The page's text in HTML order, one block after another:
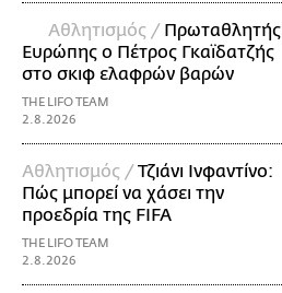
Αθλητισμός / Πρωταθλητής
Ευρώπης ο Πέτρος Γκαϊδατζής
στο σκιφ ελαφρών βαρών
THE LIFO TEAM
2.8.2026
Αθλητισμός /Τζιάνι Ινφαντίνο:
Πώς μπορεί να χάσει την
προεδρία της FIFA
THE LIFO TEAM
2.8.2026